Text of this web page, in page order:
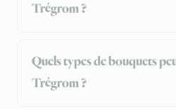
Trégrom ?
Quels types de bouquets
Trégrom ?